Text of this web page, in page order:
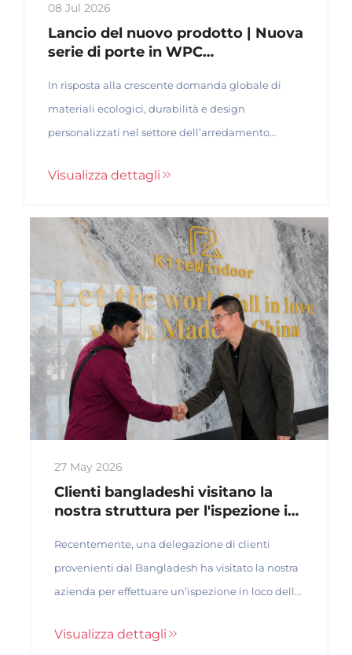
08 Jul 2026
Lancio del nuovo prodotto | Nuova
serie di porte in WPC
soluzioni per porte interne
ecologiche, durevoli e di alta
qualità
In risposta alla crescente domanda globale di
materiali ecologici, durabilità e design
personalizzati nel settore dell’arredamento
nuova serie di porte in WPC (composito legno-
Visualizza dettagli
27 May 2026
Clienti bangladeshi visitano la
nostra struttura per l'ispezione in
discussioni approfondite sulla
collaborazione per prodotti per
porte e finestre
Recentemente, una delegazione di clienti
provenienti dal Bangladesh ha visitato la nostra
azienda per effettuare un’ispezione in loco dello
approfondite riguardo a una potenziale
Visualizza dettagli